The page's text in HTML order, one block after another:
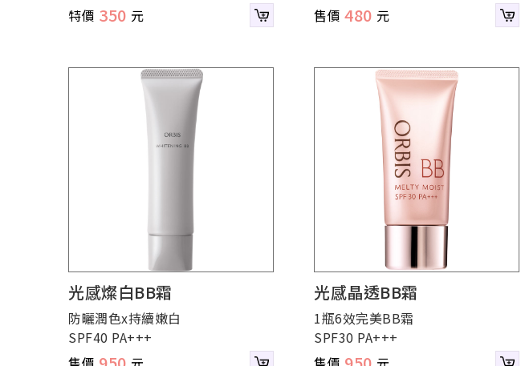
350 480
光感燦白BB霜
防曬潤色x持續嫩白
SPF40 PA+++
光感晶透BB霜
1瓶6效完美BB霜
SPF30 PA+++